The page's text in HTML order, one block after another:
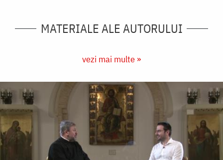
MATERIALE ALE AUTORULUI
vezi mai multe »